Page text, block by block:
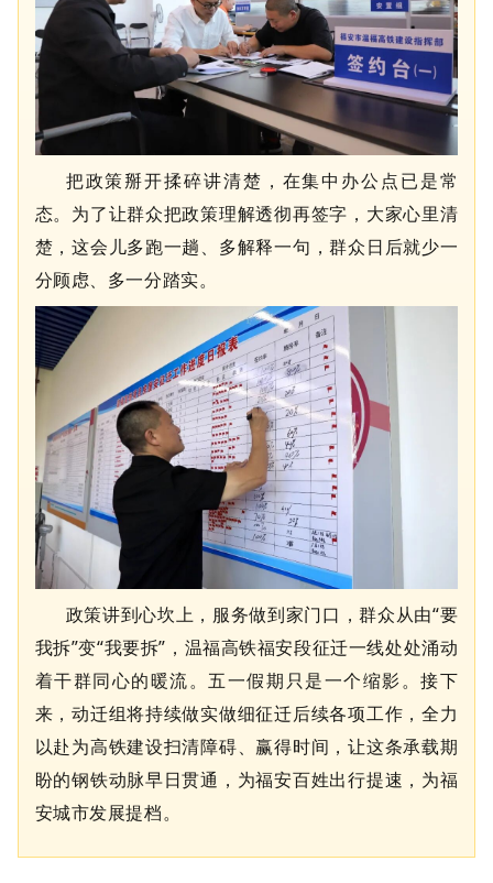
把政策掰开揉碎讲清楚，在集中办公点已是常
态。为了让群众把政策理解透彻再签字，大家心里清
楚，这会儿多跑一趟、多解释一句，群众日后就少一
分顾虑、多一分踏实。
政策讲到心坎上，服务做到家门口，群众从由“要
我拆”变“我要拆”，温福高铁福安段征迁一线处处涌动
着干群同心的暖流。五一假期只是一个缩影。接下
来，动迁组将持续做实做细征迁后续各项工作，全力
以赴为高铁建设扫清障碍、赢得时间，让这条承载期
盼的钢铁动脉早日贯通，为福安百姓出行提速，为福
安城市发展提档。